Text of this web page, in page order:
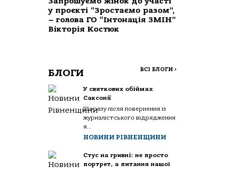
у проєкті “Зростаємо разом”,
– голова ГО “Інтонація ЗМІН”
Вікторія Костюк
БЛОГИ ВСІ БЛОГИ >
У святкових обіймах
Саксонії
Щоразу після повернення із
журналістського відрядження
я...
НОВИНИ РІВНЕНЩИНИ
Стус на гривні: не просто
портрет, а питання нашої